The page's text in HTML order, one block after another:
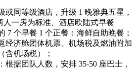
或同等级酒店，升级 1 晚雅典五星，
人一房为标准、酒店欧陆式早餐
7 个早餐 1 个正餐：海鲜自助晚餐；
经济舱团体机票、机场税及燃油附加
含机场税）；
根据团队人数，安排 35-50 座巴士，